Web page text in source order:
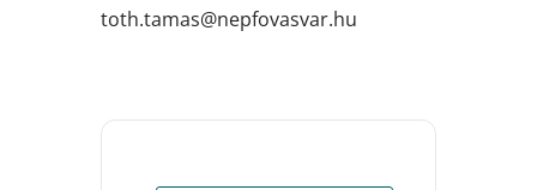
uh.ravsavofpen@samat.htot